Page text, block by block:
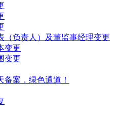
（负责人）及董监事经理变更
变更
变更
备案，绿色通道！